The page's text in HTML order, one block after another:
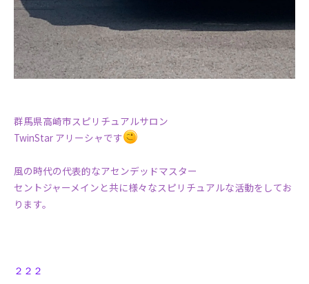
群馬県高崎市スピリチュアルサロン
TwinStar アリーシャです
風の時代の代表的なアセンデッドマスター
セントジャーメインと共に様々なスピリチュアルな活動をしてお
ります。
２２２